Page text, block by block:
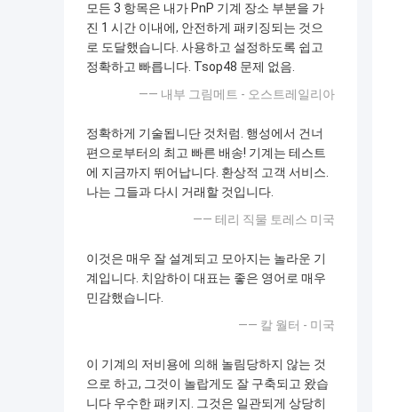
모든 3 항목은 내가 PnP 기계 장소 부분을 가
진 1 시간 이내에, 안전하게 패키징되는 것으
로 도달했습니다. 사용하고 설정하도록 쉽고
정확하고 빠릅니다. Tsop48 문제 없음.
—— 내부 그림메트 - 오스트레일리아
정확하게 기술됩니단 것처럼. 행성에서 건너
편으로부터의 최고 빠른 배송! 기계는 테스트
에 지금까지 뛰어납니다. 환상적 고객 서비스.
나는 그들과 다시 거래할 것입니다.
—— 테리 직물 토레스 미국
이것은 매우 잘 설계되고 모아지는 놀라운 기
계입니다. 치암하이 대표는 좋은 영어로 매우
민감했습니다.
—— 칼 월터 - 미국
이 기계의 저비용에 의해 놀림당하지 않는 것
으로 하고, 그것이 놀랍게도 잘 구축되고 왔습
니다 우수한 패키지. 그것은 일관되게 상당히